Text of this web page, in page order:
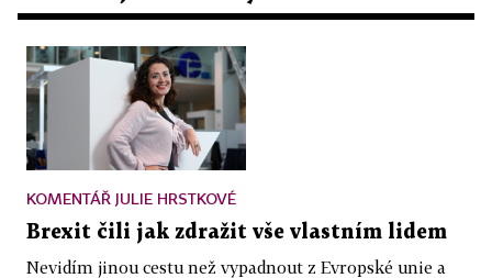
KOMENTÁŘ JULIE HRSTKOVÉ
Brexit čili jak zdražit vše vlastním lidem
Nevidím jinou cestu než vypadnout z Evropské unie a